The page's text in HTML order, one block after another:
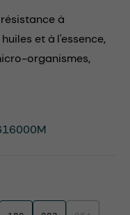
à
et à l'essence,
organismes,